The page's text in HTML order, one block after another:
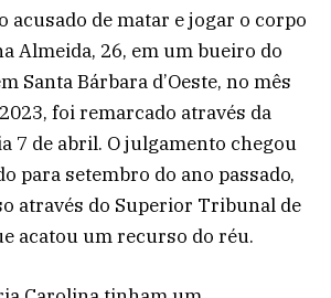
acusado de matar e jogar o corpo
Almeida, 26, em um bueiro do
Santa Bárbara d’Oeste, no mês
foi remarcado através da
7 de abril. O julgamento chegou
para setembro do ano passado,
através do Superior Tribunal de
acatou um recurso do réu.